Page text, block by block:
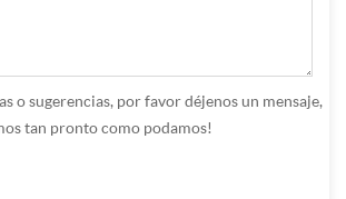
o sugerencias, por favor déjenos un mensaje,
tan pronto como podamos!